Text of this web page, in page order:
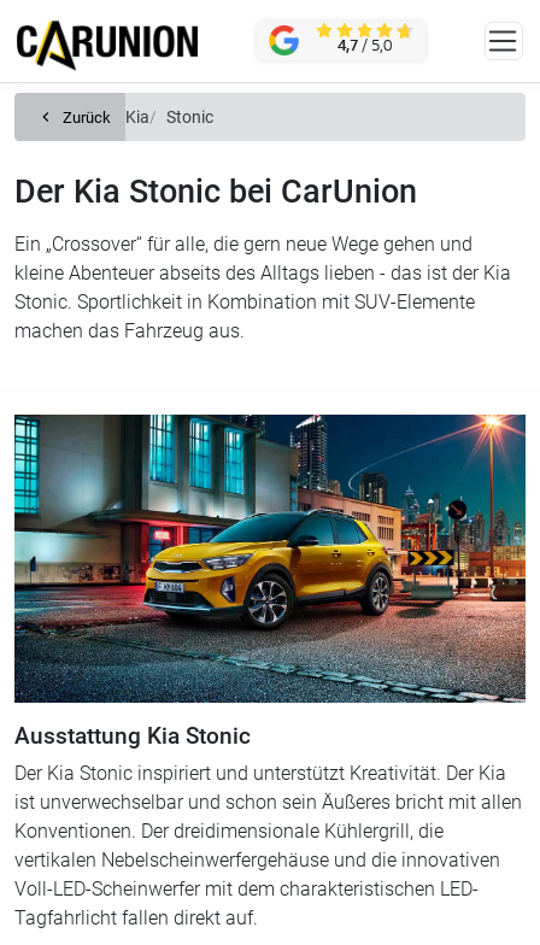
KONTAKT 4,7 / 5,0
Zurück Kia Stonic
Der Kia Stonic bei CarUnion
Ein „Crossover“ für alle, die gern neue Wege gehen und
kleine Abenteuer abseits des Alltags lieben - das ist der Kia
Stonic. Sportlichkeit in Kombination mit SUV-Elemente
machen das Fahrzeug aus.
Ausstattung Kia Stonic
Der Kia Stonic inspiriert und unterstützt Kreativität. Der Kia
ist unverwechselbar und schon sein Äußeres bricht mit allen
Konventionen. Der dreidimensionale Kühlergrill, die
vertikalen Nebelscheinwerfergehäuse und die innovativen
Voll-LED-Scheinwerfer mit dem charakteristischen LED-
Tagfahrlicht fallen direkt auf.